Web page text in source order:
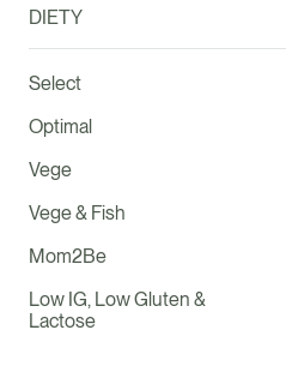
DIETY
Select
Optimal
Vege
Vege & Fish
Mom2Be
Low IG, Low Gluten &
Lactose